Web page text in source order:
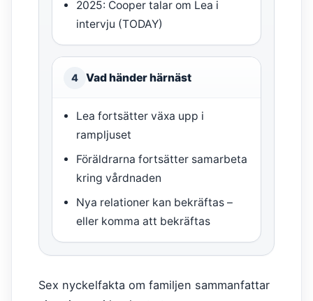
2025: Cooper talar om Lea i
intervju (TODAY)
4 Vad händer härnäst
Lea fortsätter växa upp i
rampljuset
Föräldrarna fortsätter samarbeta
kring vårdnaden
Nya relationer kan bekräftas –
eller komma att bekräftas
Sex nyckelfakta om familjen sammanfattar